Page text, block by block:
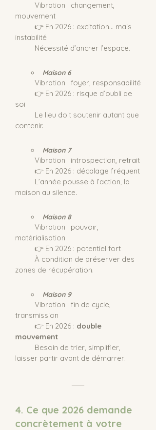
mouvement
instabilité
	Nécessité d’ancrer l’espace.
Maison 6
	Vibration : foyer, responsabilité
soi
contenir.
Maison 7
	Vibration : introspection, retrait
	👉 En 2026 : décalage fréquent
maison au silence.
Maison 8
matérialisation
	👉 En 2026 : potentiel fort
zones de récupération.
Maison 9
transmission
	👉 En 2026 :
double
mouvement
Besoin de trier, simplifier,
laisser partir avant de démarrer.
4. Ce que 2026 demande
concrètement à votre